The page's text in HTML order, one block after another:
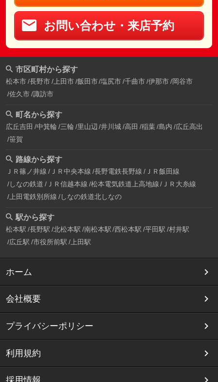
お問い合わせ・来店予約
市区町村から探す
松本市 長野市 上田市 飯田市 塩尻市 千曲市 伊那市 岡谷市
佐久市 諏訪市
町名から探す
広丘吉田 中箕輪 三輪 里山辺 井川城 高田 稲葉 島内 広丘高出
笹賀
路線から探す
ＪＲ篠ノ井線 ＪＲ中央本線 長野電鉄長野線 ＪＲ飯田線
しなの鉄道 ＪＲ信越本線 松本電気鉄道上高地線
ＪＲ大糸線
上田電鉄別所線 しなの鉄道北しなの
駅から探す
松本駅 長野駅 北松本駅 南松本駅 西松本駅 平田駅 村井駅
広丘駅 市役所前駅 上田駅
ホーム
会社概要
プライバシーポリシー
利用規約